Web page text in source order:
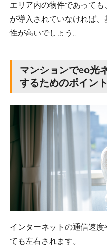
エリア内の物件であって
が導入されていなければ
性が高いでしょう。
マンションでeo光
するためのポイント
インターネットの通信速
ても左右されます。